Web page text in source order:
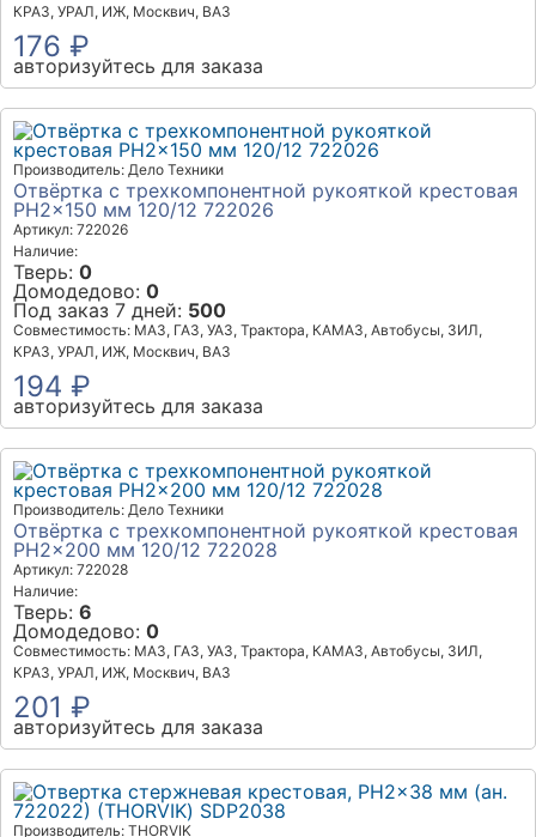
КРАЗ, УРАЛ, ИЖ, Москвич, ВАЗ
176 ₽
авторизуйтесь для заказа
Производитель: Дело Техники
Отвёртка c трехкомпонентной рукояткой крестовая
РН2×150 мм 120/12 722026
Артикул: 722026
Наличие:
Тверь: 0
Домодедово: 0
Под заказ 7 дней: 500
Совместимость: МАЗ, ГАЗ, УАЗ, Трактора, КАМАЗ, Автобусы, ЗИЛ,
КРАЗ, УРАЛ, ИЖ, Москвич, ВАЗ
194 ₽
авторизуйтесь для заказа
Производитель: Дело Техники
Отвёртка c трехкомпонентной рукояткой крестовая
РН2×200 мм 120/12 722028
Артикул: 722028
Наличие:
Тверь: 6
Домодедово: 0
Совместимость: МАЗ, ГАЗ, УАЗ, Трактора, КАМАЗ, Автобусы, ЗИЛ,
КРАЗ, УРАЛ, ИЖ, Москвич, ВАЗ
201 ₽
авторизуйтесь для заказа
Производитель: THORVIK